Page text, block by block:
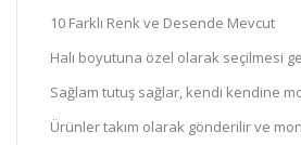
10 Farklı Renk ve Desende Mevcut
Halı boyutuna özel olarak seçilmesi
Sağlam tutuş sağlar, kendi kendine
Ürünler takım olarak gönderilir ve